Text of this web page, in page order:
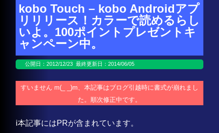
kobo Touch – kobo Androidアプ
リリリース！カラーで読めるらし
いよ。100ポイントプレゼントキ
ャンペーン中。
公開日：2012/12/23 最終更新日：2014/06/05
すいません m(_ _)m、本記事はブログ引越時に書式が崩れまし
た。順次修正中です。
ℹ️本記事にはPRが含まれています。